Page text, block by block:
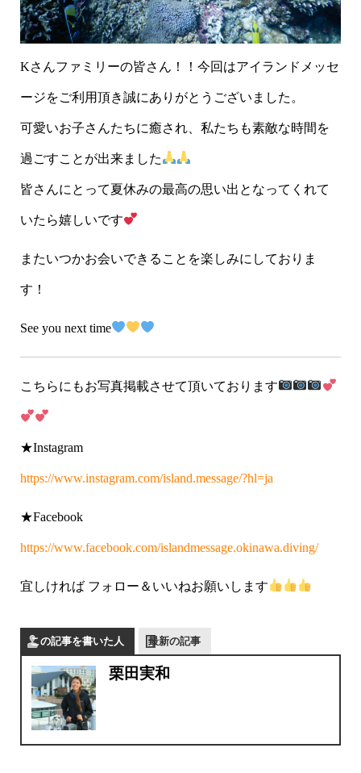
Kさんファミリーの皆さん！！今回はアイランドメッセ
ージをご利用頂き誠にありがとうございました。
可愛いお子さんたちに癒され、私たちも素敵な時間を
過ごすことが出来ました
皆さんにとって夏休みの最高の思い出となってくれて
いたら嬉しいです
またいつかお会いできることを楽しみにしておりま
す！
See you next time
こちらにもお写真掲載させて頂いております
★Instagram
https://www.instagram.com/island.message/?hl=ja
★Facebook
https://www.facebook.com/islandmessage.okinawa.diving/
宜しければ フォロー＆いいねお願いします
この記事を書いた人 最新の記事
栗田実和